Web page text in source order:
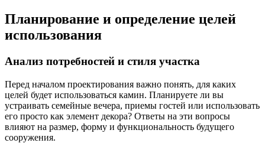
Планирование и определение целей
использования
Анализ потребностей и стиля участка
Перед началом проектирования важно понять, для каких
целей будет использоваться камин. Планируете ли вы
устраивать семейные вечера, приемы гостей или использовать
его просто как элемент декора? Ответы на эти вопросы
влияют на размер, форму и функциональность будущего
сооружения.